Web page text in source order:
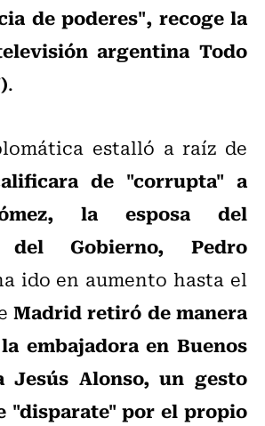
de poderes", recoge la
argentina Todo
.
estalló a raíz de
de "corrupta" a
la esposa del
del Gobierno, Pedro
ido en aumento hasta el
Madrid retiró de manera
embajadora en Buenos
Jesús Alonso, un gesto
"disparate" por el propio